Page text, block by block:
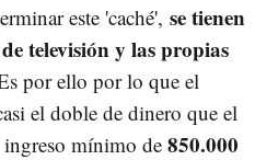
este 'caché', se tienen
televisión y las propias
por ello por lo que el
el doble de dinero que el
mínimo de 850.000